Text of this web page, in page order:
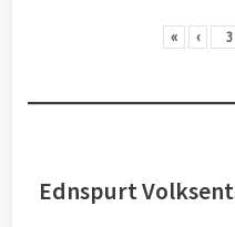
« ‹
Ednspurt